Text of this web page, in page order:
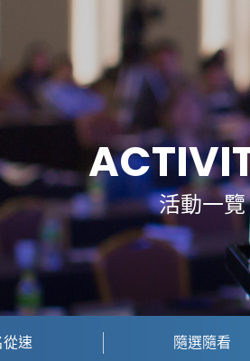
活動一覽
速 隨選隨看